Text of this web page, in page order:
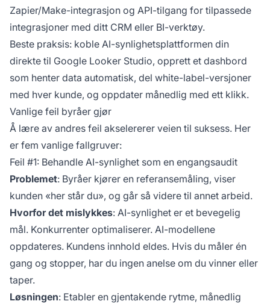
Zapier/Make-integrasjon og API-tilgang for tilpassede
integrasjoner med ditt CRM eller BI-verktøy.
Beste praksis: koble AI-synlighetsplattformen din
direkte til Google Looker Studio, opprett et dashbord
som henter data automatisk, del white-label-versjoner
med hver kunde, og oppdater månedlig med ett klikk.
Vanlige feil byråer gjør
Å lære av andres feil akselererer veien til suksess. Her
er fem vanlige fallgruver:
Feil #1: Behandle AI-synlighet som en engangsaudit
Problemet: Byråer kjører en referansemåling, viser
kunden «her står du», og går så videre til annet arbeid.
Hvorfor det mislykkes: AI-synlighet er et bevegelig
mål. Konkurrenter optimaliserer. AI-modellene
oppdateres. Kundens innhold eldes. Hvis du måler én
gang og stopper, har du ingen anelse om du vinner eller
taper.
Løsningen: Etabler en gjentakende rytme, månedlig